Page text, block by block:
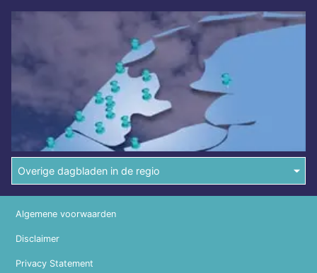
Overige dagbladen in de regio
Algemene voorwaarden
Disclaimer
Privacy Statement